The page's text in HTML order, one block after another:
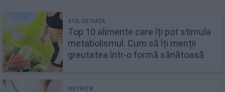
Top 10 alimente care îți pot stimula
metabolismul. Cum să îți menții
greutatea într-o formă sănătoasă